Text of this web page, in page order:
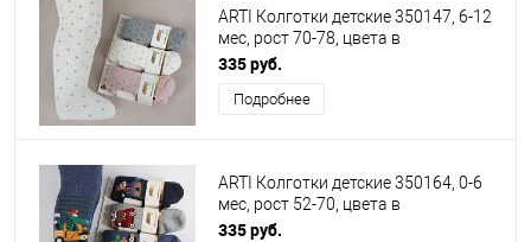
ARTI Колготки детские 350147, 6-12
мес, рост 70-78, цвета в
ассортименте
335 руб.
Подробнее
ARTI Колготки детские 350164, 0-6
мес, рост 52-70, цвета в
ассортименте
335 руб.